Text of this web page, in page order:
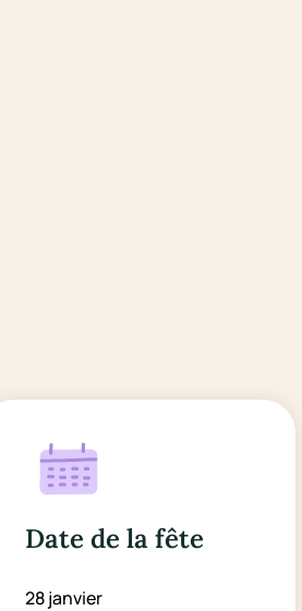
Date de la fête
28 janvier